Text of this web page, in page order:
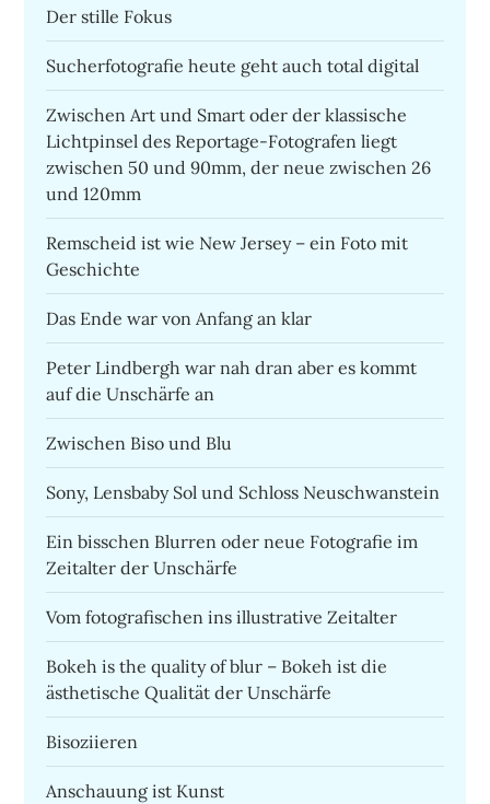
Der stille Fokus
Sucherfotografie heute geht auch total digital
Zwischen Art und Smart oder der klassische
Lichtpinsel des Reportage-Fotografen liegt
zwischen 50 und 90mm, der neue zwischen 26
und 120mm
Remscheid ist wie New Jersey – ein Foto mit
Geschichte
Das Ende war von Anfang an klar
Peter Lindbergh war nah dran aber es kommt
auf die Unschärfe an
Zwischen Biso und Blu
Sony, Lensbaby Sol und Schloss Neuschwanstein
Ein bisschen Blurren oder neue Fotografie im
Zeitalter der Unschärfe
Vom fotografischen ins illustrative Zeitalter
Bokeh is the quality of blur – Bokeh ist die
ästhetische Qualität der Unschärfe
Bisoziieren
Anschauung ist Kunst